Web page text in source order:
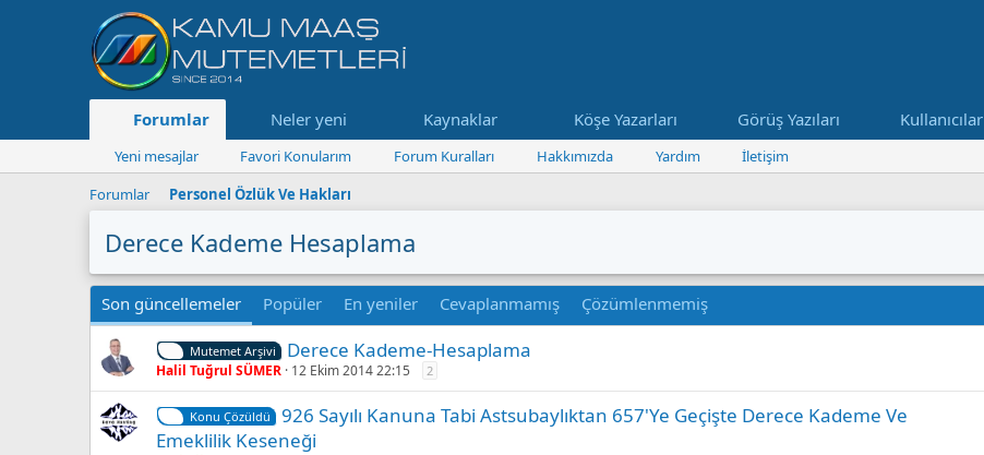
Forumlar Neler yeni Kaynaklar Köşe Yazarları Görüş Yazıları Kullanıcılar
Yeni mesajlar Favori Konularım Forum Kuralları Hakkımızda Yardım
İletişim
Forumlar
Personel Özlük Ve Hakları
Derece Kademe Hesaplama
Son güncellemeler Popüler En yeniler Cevaplanmamış Çözümlenmemiş
b
Mutemet Arşivi Derece Kademe-Hesaplama
Halil Tuğrul SÜMER 12 Ekim 2014 22:15 2
Konu Çözüldü
926 Sayılı Kanuna Tabi Astsubaylıktan 657'Ye Geçişte Derece Kademe Ve
Emeklilik Keseneği